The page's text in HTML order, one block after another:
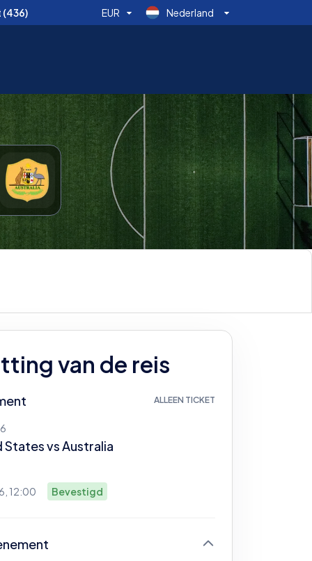
(436) EUR Nederland
van de reis
ALLEEN TICKET
Statesvs Australia
12:00
Bevestigd